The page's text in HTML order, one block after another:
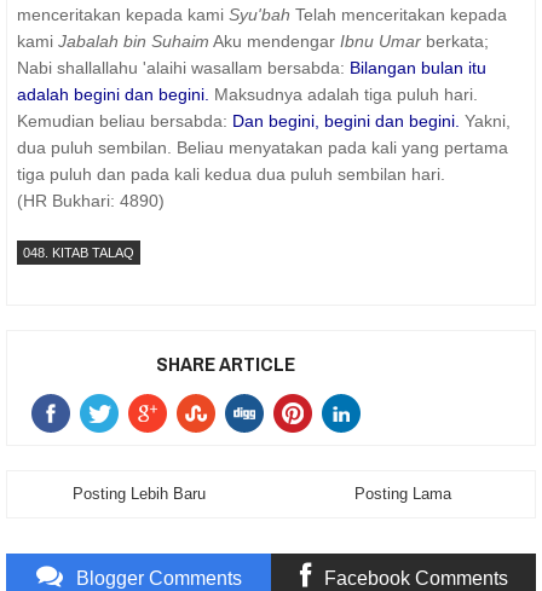
menceritakan kepada kami Syu'bah Telah menceritakan kepada
kami Jabalah bin Suhaim Aku mendengar Ibnu Umar berkata;
Nabi shallallahu 'alaihi wasallam bersabda: Bilangan bulan itu
adalah begini dan begini. Maksudnya adalah tiga puluh hari.
Kemudian beliau bersabda: Dan begini, begini dan begini. Yakni,
dua puluh sembilan. Beliau menyatakan pada kali yang pertama
tiga puluh dan pada kali kedua dua puluh sembilan hari.
(HR Bukhari: 4890)
048. KITAB TALAQ
SHARE ARTICLE
Posting Lebih Baru Posting Lama
Blogger Comments Facebook Comments